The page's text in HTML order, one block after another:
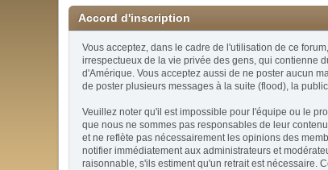
Accord d'inscription
Vous acceptez, dans le cadre de l'utilisation de ce
irrespectueux de la vie privée des gens, qui contienne
d'Amérique. Vous acceptez aussi de ne poster aucun
de poster plusieurs messages à la suite (flood), la
Veuillez noter qu'il est impossible pour l'équipe ou le
que nous ne sommes pas responsables de leur
et ne reflète pas nécessairement les opinions des
notifier immédiatement aux administrateurs et
raisonnable, s'ils estiment qu'un retrait est nécessaire.